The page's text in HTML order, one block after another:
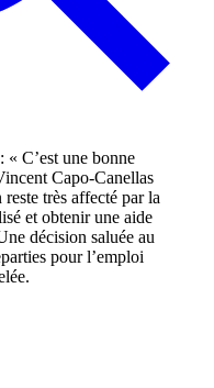
très affecté par la
et obtenir une aide
décision saluée au
pour l’emploi